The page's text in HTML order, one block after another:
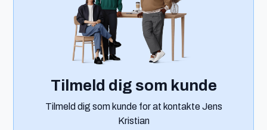
Tilmeld dig som kunde
Tilmeld dig som kunde for at kontakte Jens
Kristian